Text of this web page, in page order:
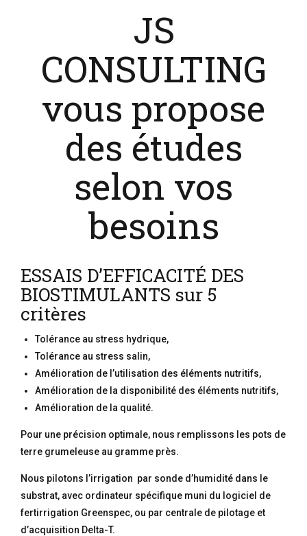
JS
CONSULTING
vous propose
des études
selon vos
besoins
ESSAIS D’EFFICACITÉ DES
BIOSTIMULANTS sur 5
critères
Tolérance au stress hydrique,
Tolérance au stress salin,
Amélioration de l’utilisation des éléments nutritifs,
Amélioration de la disponibilité des éléments nutritifs,
Amélioration de la qualité.
Pour une précision optimale, nous remplissons les pots de
terre grumeleuse au gramme près.
Nous pilotons l’irrigation par sonde d’humidité dans le
substrat, avec ordinateur spécifique muni du logiciel de
fertirrigation Greenspec, ou par centrale de pilotage et
d’acquisition Delta-T.